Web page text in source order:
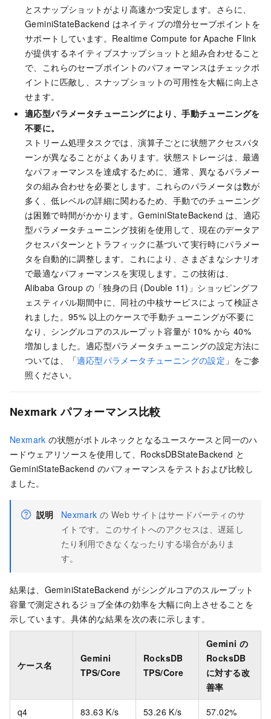
とスナップショットがより高速かつ安定します。さらに、
GeminiStateBackend はネイティブの増分セーブポイントを
サポートしています。Realtime Compute for Apache Flink
が提供するネイティブスナップショットと組み合わせること
で、これらのセーブポイントのパフォーマンスはチェックポ
イントに匹敵し、スナップショットの可用性を大幅に向上さ
せます。
適応型パラメータチューニングにより、手動チューニングを
不要に。
ストリーム処理タスクでは、演算子ごとに状態アクセスパタ
ーンが異なることがよくあります。状態ストレージは、最適
なパフォーマンスを達成するために、通常、異なるパラメー
タの組み合わせを必要とします。これらのパラメータは数が
多く、低レベルの詳細に関わるため、手動でのチューニング
は困難で時間がかかります。GeminiStateBackend は、適応
型パラメータチューニング技術を使用して、現在のデータア
クセスパターンとトラフィックに基づいて実行時にパラメー
タを自動的に調整します。これにより、さまざまなシナリオ
で最適なパフォーマンスを実現します。この技術は、
Alibaba Group の「独身の日 (Double 11)」ショッピングフ
ェスティバル期間中に、同社の中核サービスによって検証さ
れました。95% 以上のケースで手動チューニングが不要に
なり、シングルコアのスループット容量が 10% から 40%
増加しました。適応型パラメータチューニングの設定方法に
ついては、「適応型パラメータチューニングの設定 」をご参
照ください。
Nexmark パフォーマンス比較
Nexmark の状態がボトルネックとなるユースケースと同一のハ
ードウェアリソースを使用して、RocksDBStateBackend と
GeminiStateBackend のパフォーマンスをテストおよび比較し
ました。
説明 Nexmark の Web サイトはサードパーティのサ
イトです。このサイトへのアクセスは、遅延し
たり利用できなくなったりする場合がありま
す。
結果は、GeminiStateBackend がシングルコアのスループット
容量で測定されるジョブ全体の効率を大幅に向上させることを
示しています。具体的な結果を次の表に示します。
ケース名
Gemini
TPS/Core
RocksDB
TPS/Core
Gemini の
RocksDB
に対する改
善率
q4 83.63 K/s 53.26 K/s 57.02%